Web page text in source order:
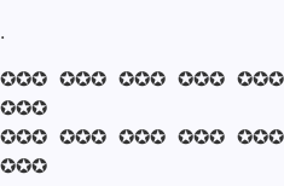
.
✪✪✪ ✪✪✪ ✪✪✪ ✪✪✪
✪✪✪
✪✪✪ ✪✪✪ ✪✪✪ ✪✪✪
✪✪✪